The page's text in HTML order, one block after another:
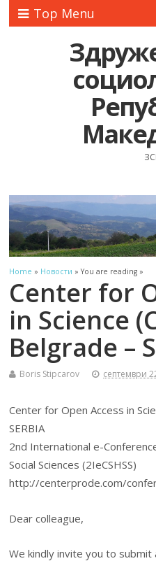
Top Menu
Home » Новости » You are reading »
Center for
in Science
Belgrade –
Boris Stipcarov септември
Center for Open Access in
SERBIA
2nd International e-
Social Sciences (2IeCSHSS)
http://centerprode.com/
Dear colleague,
We kindly invite you to